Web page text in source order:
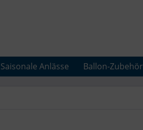
Saisonale Anlässe Ballon-Zubehör